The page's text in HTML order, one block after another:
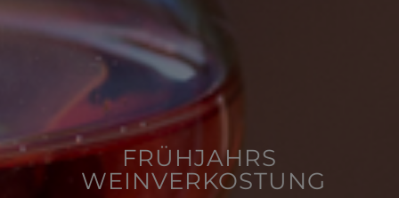
FRÜHJAHRS
WEINVERKOSTUNG